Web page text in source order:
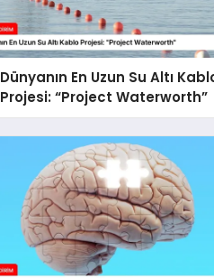
Dünyanın En Uzun Su Altı
Projesi: “Project Waterworth”